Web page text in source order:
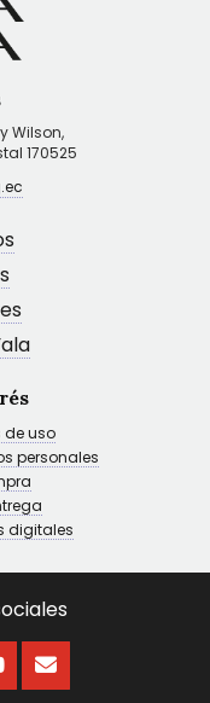
Wilson,
170525
de uso
personales
digitales